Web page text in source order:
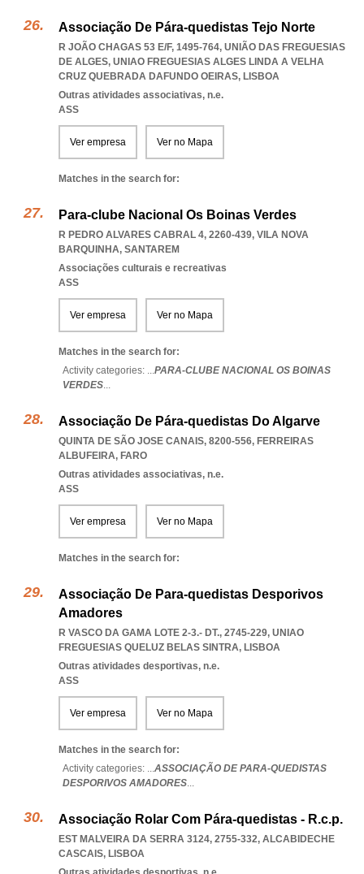
Associação De Pára-quedistas Tejo Norte
R JOÃO CHAGAS 53 E/F, 1495-764, UNIÃO DAS FREGUESIAS
DE ALGES, UNIAO FREGUESIAS ALGES LINDA A VELHA
CRUZ QUEBRADA DAFUNDO OEIRAS, LISBOA
Outras atividades associativas, n.e.
ASS
Ver empresa Ver no Mapa
Matches in the search for:
Para-clube Nacional Os Boinas Verdes
R PEDRO ALVARES CABRAL 4, 2260-439, VILA NOVA
BARQUINHA, SANTAREM
Associações culturais e recreativas
ASS
Ver empresa Ver no Mapa
Matches in the search for:
Activity categories: ...PARA-CLUBE NACIONAL OS BOINAS
VERDES...
Associação De Pára-quedistas Do Algarve
QUINTA DE SÃO JOSE CANAIS, 8200-556, FERREIRAS
ALBUFEIRA, FARO
Outras atividades associativas, n.e.
ASS
Ver empresa Ver no Mapa
Matches in the search for:
Associação De Para-quedistas Desporivos
Amadores
R VASCO DA GAMA LOTE 2-3.- DT., 2745-229, UNIAO
FREGUESIAS QUELUZ BELAS SINTRA, LISBOA
Outras atividades desportivas, n.e.
ASS
Ver empresa Ver no Mapa
Matches in the search for:
Activity categories: ...ASSOCIAÇÃO DE PARA-QUEDISTAS
DESPORIVOS AMADORES...
Associação Rolar Com Pára-quedistas - R.c.p.
EST MALVEIRA DA SERRA 3124, 2755-332, ALCABIDECHE
CASCAIS, LISBOA